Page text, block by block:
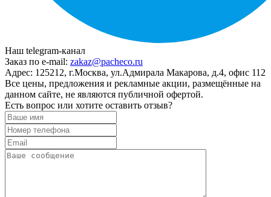
Наш telegram-канал
Заказ по e-mail: zakaz@pacheco.ru
Адрес: 125212, г.Москва, ул.Адмирала Макарова, д.4, офис 112
Все цены, предложения и рекламные акции, размещённые на
данном сайте, не являются публичной офертой.
Есть вопрос или хотите оставить отзыв?